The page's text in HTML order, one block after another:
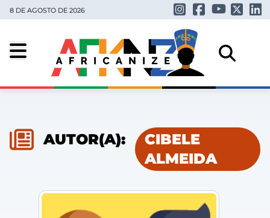
8 DE AGOSTO DE 2026
AUTOR(A):
CIBELE
ALMEIDA